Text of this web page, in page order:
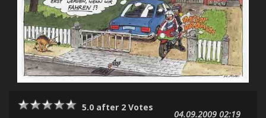
5.0 after 2 Votes
04.09.2009 02:19